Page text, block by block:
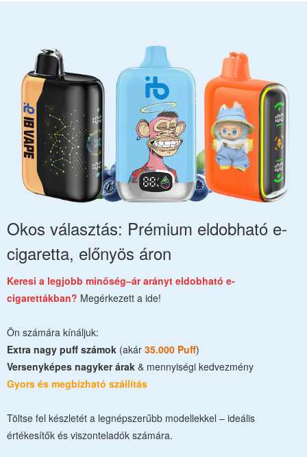
Okos választás: Prémium eldobható e-
cigaretta, előnyös áron
Keresi a legjobb minőség–ár arányt eldobható e-
cigarettákban? Megérkezett a ide!
Ön számára kínáljuk:
Extra nagy puff számok (akár 35.000 Puff)
Versenyképes nagyker árak & mennyiségi kedvezmény
Gyors és megbízható szállítás
Töltse fel készletét a legnépszerűbb modellekkel – ideális
értékesítők és viszonteladók számára.